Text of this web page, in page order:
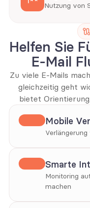
Nutzung von
Helfen Sie
E-Mail
Zu viele E-Mails
gleichzeitig geht
bietet
Mobile
Smarte
Monitoring
machen